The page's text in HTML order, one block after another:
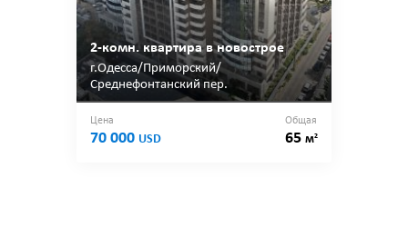
2-комн. квартира в новострое
г.Одесса/Приморский/
Среднефонтанский пер.
Цена
70 000 USD
Общая
65 м2